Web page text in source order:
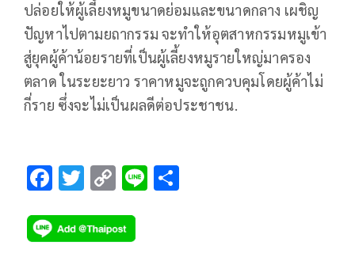
ปล่อยให้ผู้เลี้ยงหมูขนาดย่อมและขนาดกลาง เผชิญ
ปัญหาไปตามยถากรรม จะทำให้อุตสาหกรรมหมูเข้า
สู่ยุคผู้ค้าน้อยรายที่เป็นผู้เลี้ยงหมูรายใหญ่มาครอง
ตลาด ในระยะยาว ราคาหมูจะถูกควบคุมโดยผู้ค้าไม่
กี่ราย ซึ่งจะไม่เป็นผลดีต่อประชาชน.
F
e
b
T
tt
er
C
p
y
Li